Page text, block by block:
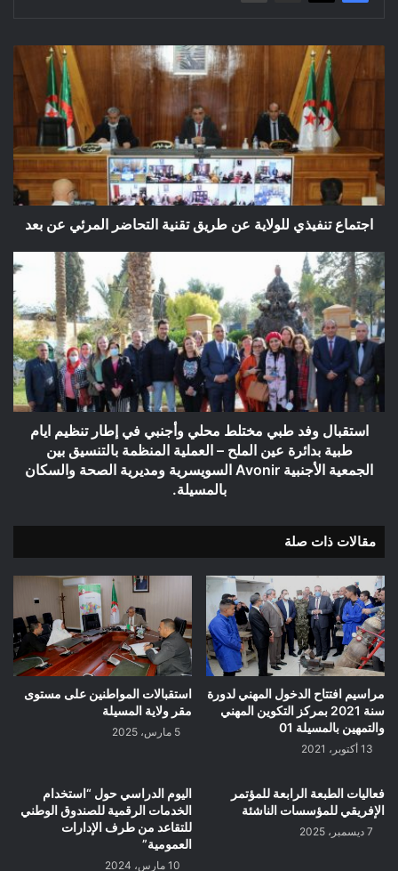
تنفيذي
طريق
تقنية
التحاضر
المرئي
عن
بعداجتماع تنفيذي للولاية عن طريق تقنية التحاضر المرئي عن بعد
استقبال
وفد
طبي
مختلط
محلي
وأجنبي
في
تنظيم
ايام
بدائرة
العملية
المنظمة
بالتنسيق
بين
الجمعية
الأجنبية
Avonir
السويسرية
ومديرية
الصحة
والسكان
بالمسيلة.
استقبال وفد طبي مختلط محلي وأجنبي في إطار تنظيم ايام
طبية بدائرة عين الملح – العملية المنظمة بالتنسيق بين
الجمعية الأجنبية Avonir السويسرية ومديرية الصحة والسكان
بالمسيلة.
مقالات ذات صلة
مراسيم افتتاح الدخول المهني لدورة
سنة 2021 بمركز التكوين المهني
والتمهين بالمسيلة 01
13 أكتوبر، 2021
استقبالات المواطنين على مستوى
مقر ولاية المسيلة
5 مارس، 2025
فعاليات الطبعة الرابعة للمؤتمر
الإفريقي للمؤسسات الناشئة
7 ديسمبر، 2025
اليوم الدراسي حول “استخدام
الخدمات الرقمية للصندوق الوطني
للتقاعد من طرف الإدارات
العمومية”
10 مارس، 2024